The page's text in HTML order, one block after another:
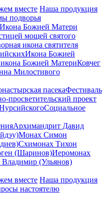
вместе Наша продукция
подворья
Икона Божией Матери
мощей святого
икона святителя
Икона Божией
икона Божией МатериКовчег
Милостивого
пасекаФестиваль
просветительский проект
Социальное
Архимандрит Давид
Монах Симон
Схимонах Тихон
(Шаринов)Иеромонах
Владимир (Ульянов)
вместе Наша продукция
настоятелю